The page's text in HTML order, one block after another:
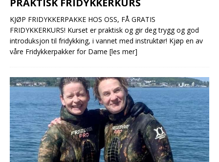
KJØP FRIDYKKERPAKKE HOS OSS, FÅ GRATIS
FRIDYKKERKURS! Kurset er praktisk og gir deg trygg og god
introduksjon til fridykking, i vannet med instruktør! Kjøp en av
våre Fridykkerpakker for Dame [les mer]